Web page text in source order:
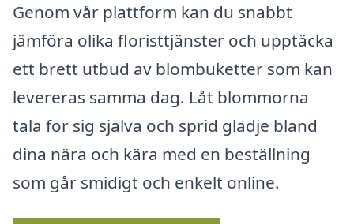
Genom vår plattform kan du snabbt
jämföra olika floristtjänster och upptäcka
ett brett utbud av blombuketter som kan
levereras samma dag. Låt blommorna
tala för sig själva och sprid glädje bland
dina nära och kära med en beställning
som går smidigt och enkelt online.